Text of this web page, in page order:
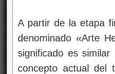
A partir de la etapa
denominado «Arte
significado es
concepto actual del